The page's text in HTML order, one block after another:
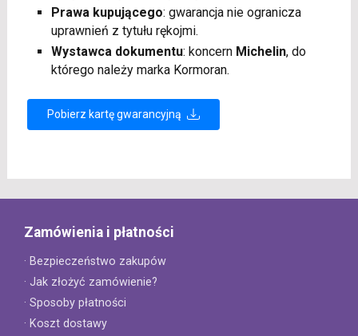
Prawa kupującego: gwarancja nie ogranicza
uprawnień z tytułu rękojmi.
Wystawca dokumentu: koncern Michelin, do
którego należy marka Kormoran.
Pobierz kartę gwarancyjną
Zamówienia i płatności
· Bezpieczeństwo zakupów
· Jak złożyć zamówienie?
· Sposoby płatności
· Koszt dostawy